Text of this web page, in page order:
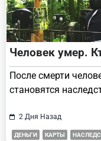
Человек умер.
После смерти
становятся
2 Дня Назад
ДЕНЬГИ КАРТЫ